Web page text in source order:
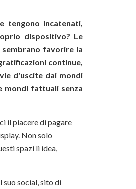
tengono incatenati,
dispositivo? Le
favorire la
continue,
d'uscite dai mondi
mondi fattuali senza
il piacere di pagare
Non solo
spazi li idea,
suo social, sito di